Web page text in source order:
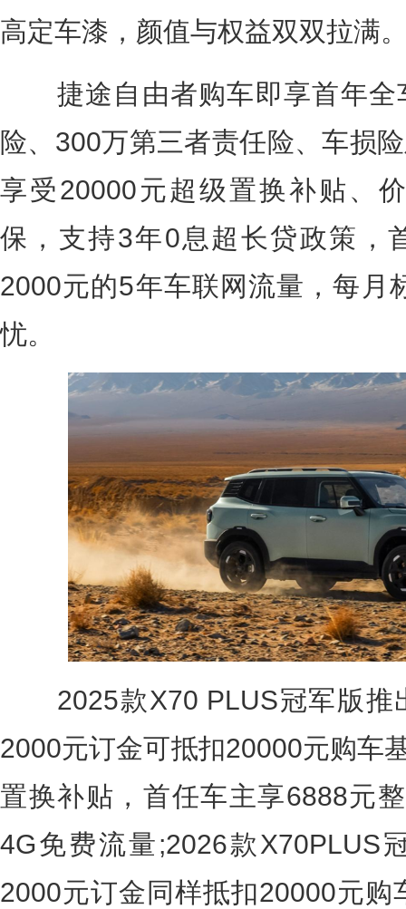
高定车漆，颜值与权益双双拉满
捷途自由者购车即享首年全
险、300万第三者责任险、车损
享受20000元超级置换补贴、
保，支持3年0息超长贷政策，
2000元的5年车联网流量，每月
忧。
2025款X70 PLUS冠军版推
2000元订金可抵扣20000元购车
置换补贴，首任车主享6888元
4G免费流量;2026款X70PLUS
2000元订金同样抵扣20000元购